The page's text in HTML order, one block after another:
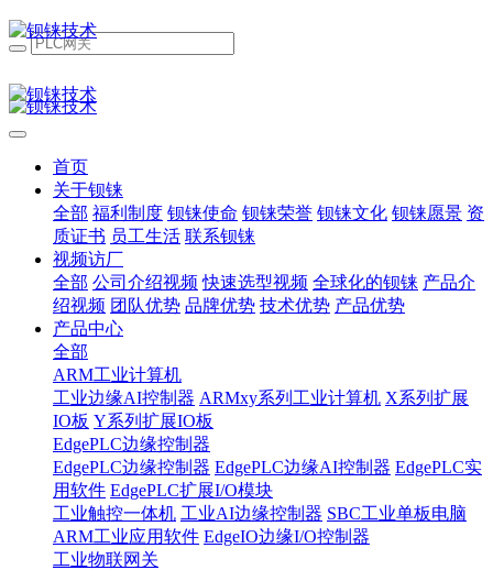
首页
关于钡铼
全部 福利制度 钡铼使命 钡铼荣誉 钡铼文化 钡铼愿景 资
质证书 员工生活 联系钡铼
视频访厂
全部 公司介绍视频 快速选型视频 全球化的钡铼 产品介
绍视频 团队优势 品牌优势 技术优势 产品优势
产品中心
全部
ARM工业计算机
工业边缘AI控制器 ARMxy系列工业计算机 X系列扩展
IO板 Y系列扩展IO板
EdgePLC边缘控制器
EdgePLC边缘控制器 EdgePLC边缘AI控制器 EdgePLC实
用软件 EdgePLC扩展I/O模块
工业触控一体机 工业AI边缘控制器 SBC工业单板电脑
ARM工业应用软件 EdgeIO边缘I/O控制器
工业物联网关